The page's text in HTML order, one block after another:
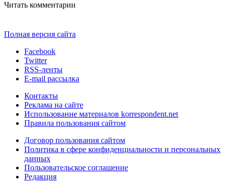
Читать комментарии
Полная версия сайта
Facebook
Twitter
RSS-ленты
E-mail рассылка
Контакты
Реклама на сайте
Использование материалов korrespondent.net
Правила пользования сайтом
Договор пользования сайтом
Политика в сфере конфиденциальности и персональных
данных
Пользовательское соглашение
Редакция